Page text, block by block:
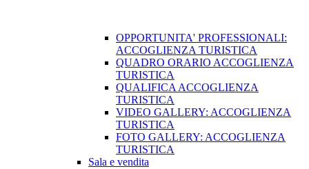
OPPORTUNITA' PROFESSIONALI:
ACCOGLIENZA TURISTICA
QUADRO ORARIO ACCOGLIENZA
TURISTICA
QUALIFICA ACCOGLIENZA
TURISTICA
VIDEO GALLERY: ACCOGLIENZA
TURISTICA
FOTO GALLERY: ACCOGLIENZA
TURISTICA
Sala e vendita